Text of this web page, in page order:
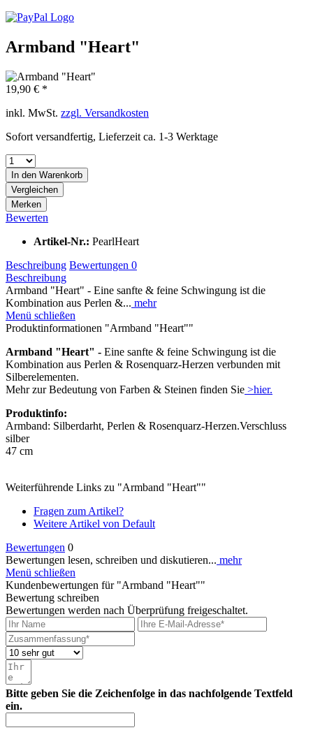
Armband "Heart"
19,90 € *
inkl. MwSt. zzgl. Versandkosten
Sofort versandfertig, Lieferzeit ca. 1-3 Werktage
In den Warenkorb
Vergleichen
Merken
Bewerten
Artikel-Nr.: PearlHeart
Beschreibung Bewertungen 0
Beschreibung
Armband "Heart" - Eine sanfte & feine Schwingung ist die
Kombination aus Perlen &... mehr
Menü schließen
Produktinformationen "Armband "Heart""
Armband "Heart" - Eine sanfte & feine Schwingung ist die
Kombination aus Perlen & Rosenquarz-Herzen verbunden mit
Silberelementen.
Mehr zur Bedeutung von Farben & Steinen finden Sie >hier.
Produktinfo:
Armband: Silberdarht, Perlen & Rosenquarz-Herzen.Verschluss
silber
47 cm
Weiterführende Links zu "Armband "Heart""
Fragen zum Artikel?
Weitere Artikel von Default
Bewertungen 0
Bewertungen lesen, schreiben und diskutieren... mehr
Menü schließen
Kundenbewertungen für "Armband "Heart""
Bewertung schreiben
Bewertungen werden nach Überprüfung freigeschaltet.
Bitte geben Sie die Zeichenfolge in das nachfolgende Textfeld
ein.